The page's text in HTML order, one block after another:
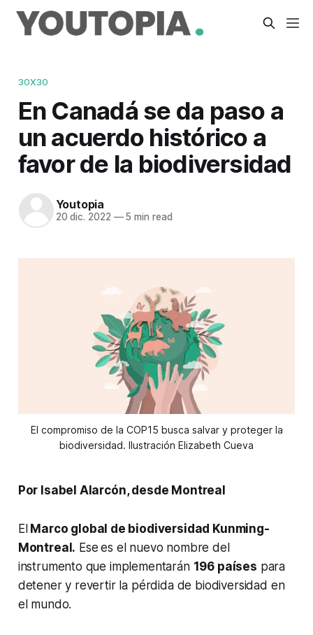
30X30
En Canadá se da paso a
un acuerdo histórico a
favor de la biodiversidad
Youtopia
20 dic. 2022 —5 min read
El compromiso de la COP15 busca salvar y proteger la
biodiversidad. Ilustración Elizabeth Cueva
Por Isabel Alarcón, desde Montreal
El Marco global de biodiversidad Kunming-
Montreal. Ese es el nuevo nombre del
instrumento que implementarán 196 países para
detener y revertir la pérdida de biodiversidad en
el mundo.